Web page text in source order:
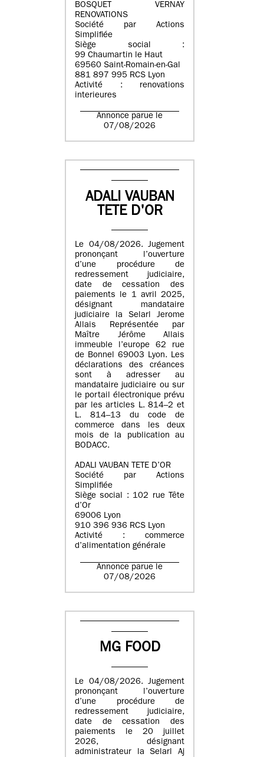
BOSQUET VERNAY
RENOVATIONS
Société par Actions
Simplifiée
Siège social :
99 Chaumartin le Haut
69560 Saint-Romain-en-Gal
881 897 995 RCS Lyon
Activité : renovations
interieures
Annonce parue le
07/08/2026
ADALI VAUBAN
TETE D'OR
Le 04/08/2026. Jugement
prononçant l’ouverture
d’une procédure de
redressement judiciaire,
date de cessation des
paiements le 1 avril 2025,
désignant mandataire
judiciaire la Selarl Jerome
Allais Représentée par
Maître Jérôme Allais
immeuble l’europe 62 rue
de Bonnel 69003 Lyon. Les
déclarations des créances
sont à adresser au
mandataire judiciaire ou sur
le portail électronique prévu
par les articles L. 814–2 et
L. 814–13 du code de
commerce dans les deux
mois de la publication au
BODACC.
ADALI VAUBAN TETE D’OR
Société par Actions
Simplifiée
Siège social : 102 rue Tête
d’Or
69006 Lyon
910 396 936 RCS Lyon
Activité : commerce
d’alimentation générale
Annonce parue le
07/08/2026
MG FOOD
Le 04/08/2026. Jugement
prononçant l’ouverture
d’une procédure de
redressement judiciaire,
date de cessation des
paiements le 20 juillet
2026, désignant
administrateur la Selarl Aj